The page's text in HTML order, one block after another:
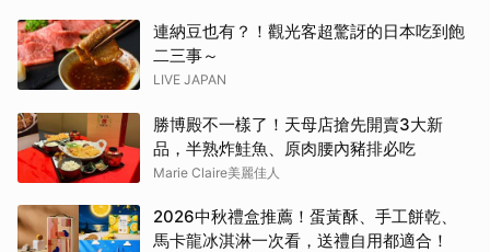
連納豆也有？！觀光客超驚訝的日本吃到飽
二三事～
LIVE JAPAN
勝博殿不一樣了！天母店搶先開賣3大新
品，半熟炸鮭魚、原肉腰內豬排必吃
Marie Claire美麗佳人
2026中秋禮盒推薦！蛋黃酥、手工餅乾、
馬卡龍冰淇淋一次看，送禮自用都適合！